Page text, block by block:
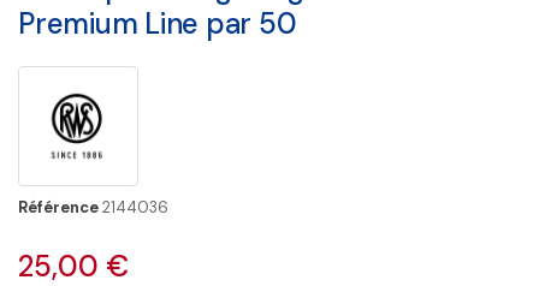
Premium Line par 50
Référence2144036
25,00 €